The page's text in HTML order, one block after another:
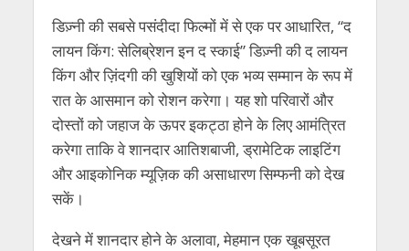
डिज़्नी की सबसे पसंदीदा फिल्मों में से एक पर आधारित, “द
लायन किंग: सेलिब्रेशन इन द स्काई” डिज़्नी की द लायन
किंग और ज़िंदगी की खुशियों को एक भव्य सम्मान के रूप में
रात के आसमान को रोशन करेगा। यह शो परिवारों और
दोस्तों को जहाज के ऊपर इकट्ठा होने के लिए आमंत्रित
करेगा ताकि वे शानदार आतिशबाजी, ड्रामेटिक लाइटिंग
और आइकोनिक म्यूज़िक की असाधारण सिम्फनी को देख
सकें।
देखने में शानदार होने के अलावा, मेहमान एक खूबसूरत